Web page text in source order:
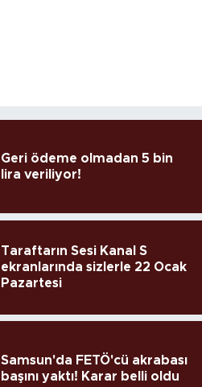
Geri ödeme olmadan 5 bin
lira veriliyor!
Taraftarın Sesi Kanal S
ekranlarında sizlerle 22 Ocak
Pazartesi
Samsun'da FETÖ'cü akrabası
başını yaktı! Karar belli oldu